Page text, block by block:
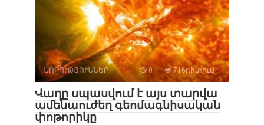
ՆՈՐՈՒԹՅՈՒՆՆԵՐ 0 716դիտում
Վաղը սպասվում է այս տարվա
ամենաուժեղ գեոմագնիսական
փոթորիկը